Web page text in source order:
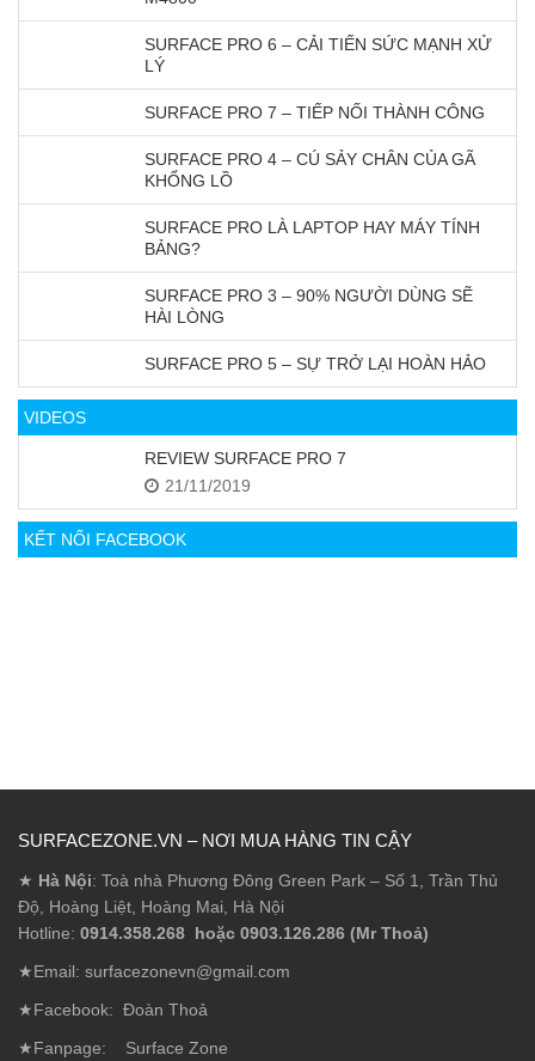
SURFACE PRO 6 – CẢI TIẾN SỨC MẠNH XỬ
LÝ
SURFACE PRO 7 – TIẾP NỐI THÀNH CÔNG
SURFACE PRO 4 – CÚ SẢY CHÂN CỦA GÃ
KHỔNG LỒ
SURFACE PRO LÀ LAPTOP HAY MÁY TÍNH
BẢNG?
SURFACE PRO 3 – 90% NGƯỜI DÙNG SẼ
HÀI LÒNG
SURFACE PRO 5 – SỰ TRỞ LẠI HOÀN HẢO
VIDEOS
REVIEW SURFACE PRO 7
21/11/2019
KẾT NỐI FACEBOOK
SURFACEZONE.VN – NƠI MUA HÀNG TIN CẬY
★ Hà Nội: Toà nhà Phương Đông Green Park – Số 1, Trần Thủ
Độ, Hoàng Liệt, Hoàng Mai, Hà Nội
Hotline: 0914.358.268 hoặc 0903.126.286 (Mr Thoả)
★Email: surfacezonevn@gmail.com
★Facebook: Đoàn Thoả
★Fanpage: Surface Zone